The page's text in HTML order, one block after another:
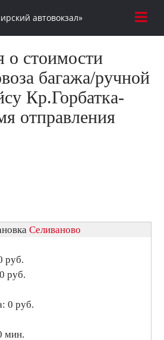
автовокзал»
стоимости
багажа/ручной
Кр.Горбатка-
отправления
Селиваново
руб.
руб.
0 руб.
мин.